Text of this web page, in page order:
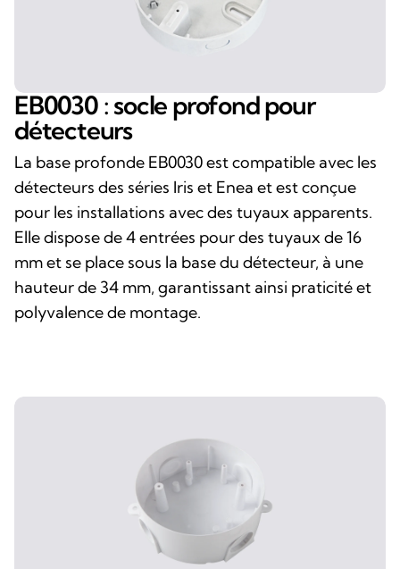
EB0030 : socle profond pour
détecteurs
La base profonde EB0030 est compatible avec les
détecteurs des séries Iris et Enea et est conçue
pour les installations avec des tuyaux apparents.
Elle dispose de 4 entrées pour des tuyaux de 16
mm et se place sous la base du détecteur, à une
hauteur de 34 mm, garantissant ainsi praticité et
polyvalence de montage.